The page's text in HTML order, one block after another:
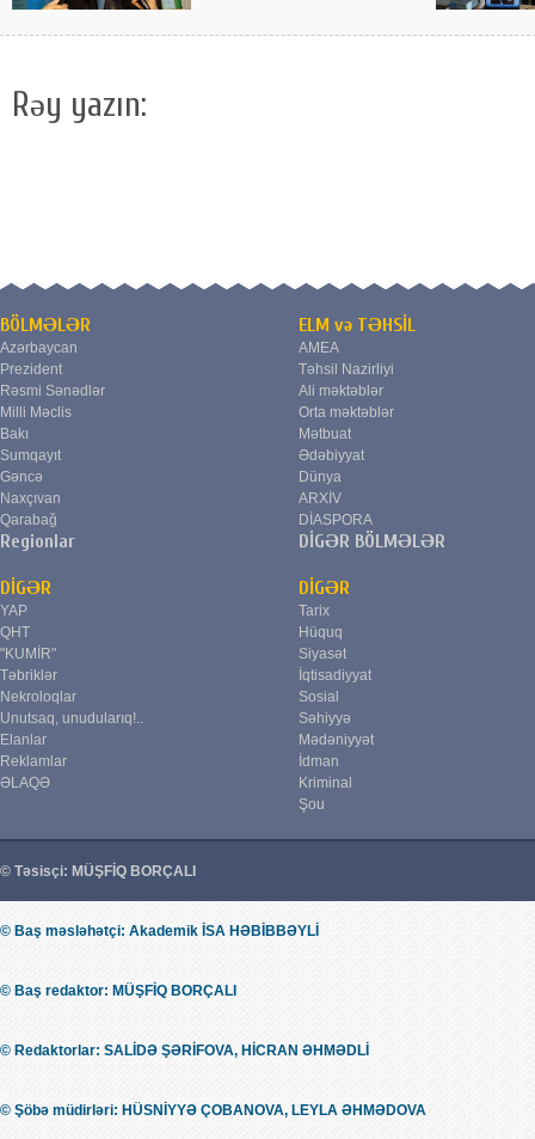
Rəy yazın:
BÖLMƏLƏR
Azərbaycan
Prezident
Rəsmi Sənədlər
Milli Məclis
Bakı
Sumqayıt
Gəncə
Naxçıvan
Qarabağ
Regionlar
ELM və TƏHSİL
AMEA
Təhsil Nazirliyi
Ali məktəblər
Orta məktəblər
Mətbuat
Ədəbiyyat
Dünya
ARXİV
DİASPORA
DİGƏR BÖLMƏLƏR
DİGƏR
YAP
QHT
"KUMİR"
Təbriklər
Nekroloqlar
Unutsaq, unudularıq!..
Elanlar
Reklamlar
ƏLAQƏ
DİGƏR
Tarix
Hüquq
Siyasət
İqtisadiyyat
Sosial
Səhiyyə
Mədəniyyət
İdman
Kriminal
Şou
© Təsisçi: MÜŞFİQ BORÇALI
© Baş məsləhətçi: Akademik İSA HƏBİBBƏYLİ
© Baş redaktor: MÜŞFİQ BORÇALI
© Redaktorlar: SALİDƏ ŞƏRİFOVA, HİCRAN ƏHMƏDLİ
© Şöbə müdirləri: HÜSNİYYƏ ÇOBANOVA, LEYLA ƏHMƏDOVA